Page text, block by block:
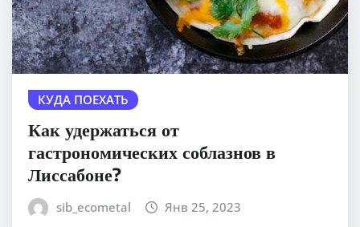
КУДА ПОЕХАТЬ
Как удержаться от
гастрономических соблазнов в
Лиссабоне?
sib_ecometal Янв 25, 2023